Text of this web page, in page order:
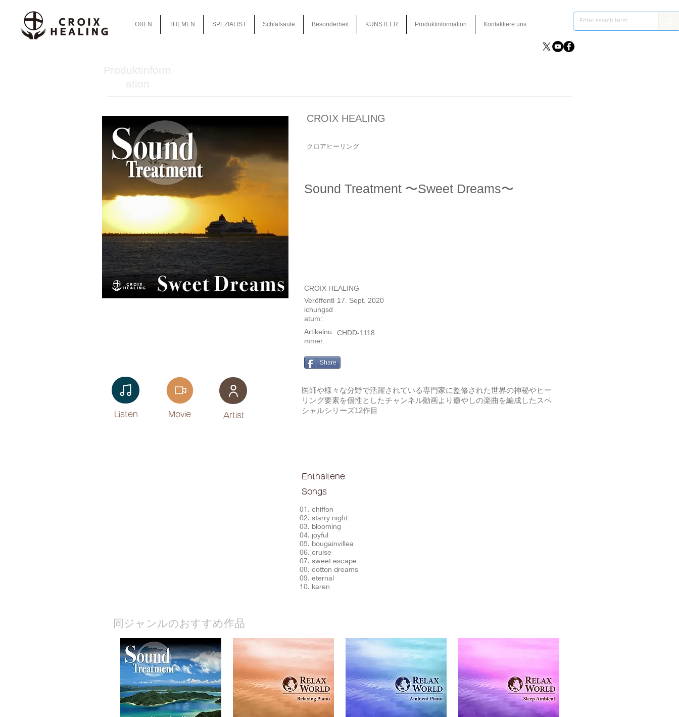
OBEN THEMEN SPEZIALIST Schlafsäule Besonderheit KÜNSTLER Produktinformation Kontaktiere uns
Produktinform
ation
Listen​ Movie ​Artist
CROIX HEALING
クロアヒーリング
Sound Treatment 〜Sweet Dreams〜
CROIX HEALING
17. Sept. 2020
Veröffentl
ichungsd
atum:
Artikelnu
mmer:
CHDD-1118
Share
医師や様々な分野で活躍されている専門家に監修された世界の神秘やヒー
リング要素を個性としたチャンネル動画より癒やしの楽曲を編成したスペ
シャルシリーズ12作目
Enthaltene
Songs
01. chiffon
02. starry night
03. blooming
04. joyful
05. bougainvillea
06. cruise
07. sweet escape
08. cotton dreams
09. eternal
10. karen
​同ジャンルのおすすめ作品